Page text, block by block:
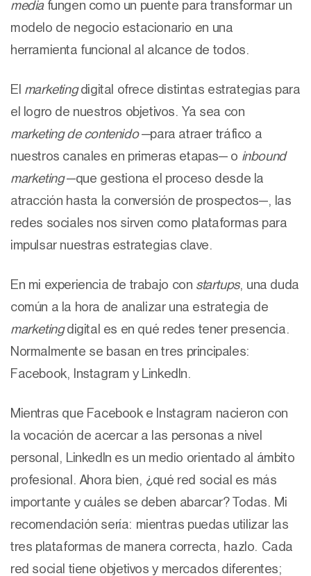
mediafungen como un puente para transformar un
modelo de negocio estacionario en una
herramienta funcional al alcance de todos.
El marketingdigital ofrece distintas estrategias para
el logro de nuestros objetivos. Ya sea con
marketing de contenido—para atraer tráfico a
nuestros canales en primeras etapas— o inbound
marketing—que gestiona el proceso desde la
atracción hasta la conversión de prospectos—, las
redes sociales nos sirven como plataformas para
impulsar nuestras estrategias clave.
En mi experiencia de trabajo con startups, una duda
común a la hora de analizar una estrategia de
marketingdigital es en qué redes tener presencia.
Normalmente se basan en tres principales:
Facebook, Instagram y LinkedIn.
Mientras que Facebook e Instagram nacieron con
la vocación de acercar a las personas a nivel
personal, LinkedIn es un medio orientado al ámbito
profesional. Ahora bien, ¿qué red social es más
importante y cuáles se deben abarcar? Todas. Mi
recomendación sería: mientras puedas utilizar las
tres plataformas de manera correcta, hazlo. Cada
red social tiene objetivos y mercados diferentes;